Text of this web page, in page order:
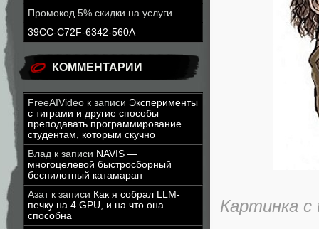
Промокод 5% скидки на услуги
39CC-C72F-6342-560A
КОММЕНТАРИИ
FreeAIVideo к записи Эксперименты
с тиграми и другие способы
преподавать программирование
студентам, которым скучно
Влад к записи NAVIS —
многоцелевой быстросборный
беспилотный катамаран
Азатк записи Как я собрал LLM-
печку на 4 GPU, и на что она
способна
Картинка с